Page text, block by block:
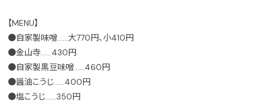
【MENU】
●自家製味噌……大770円、小410円
●金山寺……430円
●自家製黒豆味噌……460円
●醤油こうじ……400円
●塩こうじ……350円